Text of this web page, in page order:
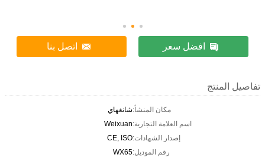
افضل سعر اتصل بنا
تفاصيل المنتج
مكان المنشأ:شانغهاي
اسم العلامة التجارية:Weixuan
إصدار الشهادات:CE, ISO
رقم الموديل:WX65